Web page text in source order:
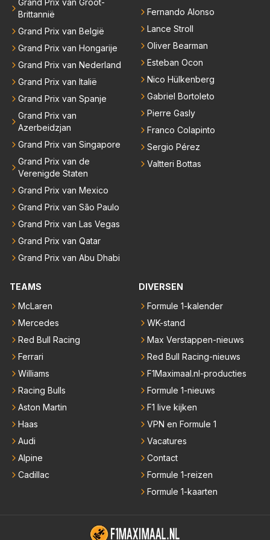
Brittannië
Grand Prix van België
Grand Prix van Hongarije
Grand Prix van Nederland
Grand Prix van Italië
Grand Prix van Spanje
Grand Prix van
Azerbeidzjan
Grand Prix van Singapore
Grand Prix van de
Verenigde Staten
Grand Prix van Mexico
Grand Prix van São Paulo
Grand Prix van Las Vegas
Grand Prix van Qatar
Grand Prix van Abu Dhabi
Fernando Alonso
Lance Stroll
Oliver Bearman
Esteban Ocon
Nico Hülkenberg
Gabriel Bortoleto
Pierre Gasly
Franco Colapinto
Sergio Pérez
Valtteri Bottas
TEAMS
McLaren
Mercedes
Red Bull Racing
Ferrari
Williams
Racing Bulls
Aston Martin
Haas
Audi
Alpine
Cadillac
DIVERSEN
Formule 1-kalender
WK-stand
Max Verstappen-nieuws
Red Bull Racing-nieuws
F1Maximaal.nl-producties
Formule 1-nieuws
F1 live kijken
VPN en Formule 1
Vacatures
Contact
Formule 1-reizen
Formule 1-kaarten